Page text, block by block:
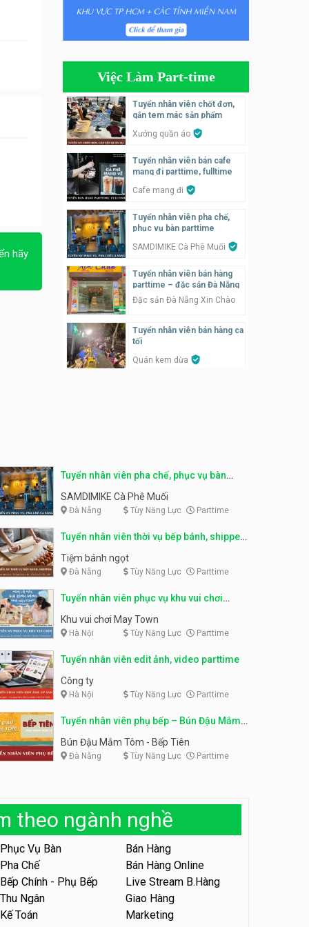
hãy
Tuyển nhân viên tiếp thực,
phục vụ bàn
– hỗ trợ ăn ở
Quán bánh đa cua
parttime
Tuyển nhân viên bán hàng
parttime
Húp Tea
Tuyển nhân viên pha chế
tiệm trà sữa
TRÀ SỮA THÁI LAN
Tuyển nhân viên tư vấn bán
bếp, bếp chính lương cao
Nhà hàng Phố Men Chill
parttime
bàn, phụ bếp
bàn parttime
Việc Làm Part-time
Tuyển nhân viên chốt đơn,
gắn tem mác sản phẩm
Xưởng quần áo
Tuyển nhân viên bán cafe
mang đi parttime, fulltime
Cafe mang đi
Tuyển nhân viên pha chế,
phục vụ bàn parttime
SAMDIMIKE Cà Phê Muối
Tuyển nhân viên bán hàng
parttime – đặc sản Đà Nẵng
Đặc sản Đà Nẵng Xin Chào
Tuyển nhân viên bán hàng ca
tối
Quán kem dừa
fulltime
Công ty MITA
Tuyển nhân viên đóng gói
Shop online
Tuyển nhân viên phục vụ
động
Khu vui chơi May Town
Tuyển nhân viên tư vấn bán
Shop mỹ phẩm
Tuyển nhân viên bán hàng,
KIBO KIDS
Tuyển nhân viên edit ảnh,
Tuyển nhân viên tiếp thực,
phục vụ bàn
Nhà hàng Phủi Quán
Tuyển nhân viên phục vụ ca
tối – quán kem dừa
Quán kem dừa
Tuyển nhân viên pha chế, phục vụ bàn
parttime
SAMDIMIKE Cà Phê Muối
Đà Nẵng Tùy Năng Lực Parttime
Tuyển nhân viên thời vụ bếp bánh, shipper
parttime
Tiệm bánh ngọt
Đà Nẵng Tùy Năng Lực Parttime
Tuyển nhân viên phục vụ khu vui chơi
parttime linh động
Khu vui chơi May Town
Hà Nội Tùy Năng Lực Parttime
Tuyển nhân viên edit ảnh, video parttime
Công ty
Hà Nội Tùy Năng Lực Parttime
Tuyển nhân viên phụ bếp – Bún Đậu Mắm
Tôm – Bếp Tiên
Bún Đậu Mắm Tôm - Bếp Tiên
Đà Nẵng Tùy Năng Lực Parttime
theo ngành nghề
Phục Vụ Bàn
Bán Hàng
Pha Chế
Bán Hàng Online
Bếp Chính - Phụ Bếp
Live Stream B.Hàng
Thu Ngân
Giao Hàng
Kế Toán
Marketing